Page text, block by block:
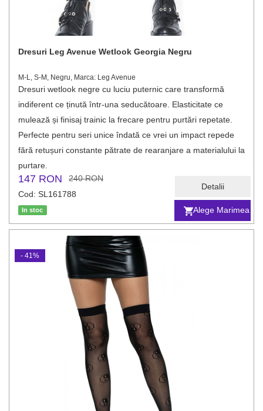
Alege Marimea
Detalii
Dresuri Leg Avenue Wetlook Georgia Negru
M-L, S-M, Negru, Marca: Leg Avenue
Dresuri wetlook negre cu luciu puternic care transformă
indiferent ce ținută într‑una seducătoare. Elasticitate ce
mulează și finisaj trainic la frecare pentru purtări repetate.
Perfecte pentru seri unice îndată ce vrei un impact repede
fără retușuri constante pătrate de rearanjare a materialului la
purtare.
147 RON
240 RON
Cod: SL161788
In stoc
- 41%